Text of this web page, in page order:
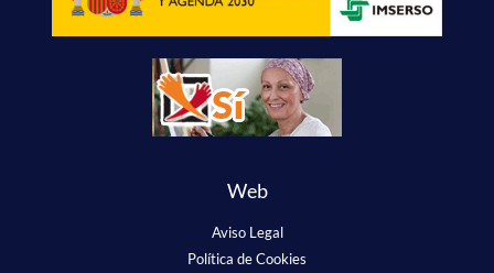
Web
Aviso Legal
Política de Cookies